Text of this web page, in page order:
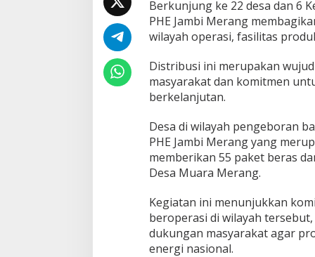
g
a
2
D
e
l
a
y
O
p
e
Berkunjung ke 22 desa dan 6
PHE Jambi Merang
wilayah operasi, fasilitas
Distribusi ini merupakan
masyarakat dan komitmen
berkelanjutan.
Desa di wilayah pengeboran
PHE Jambi Merang yang
memberikan 55 paket beras
Desa Muara Merang.
Kegiatan ini menunjukkan
beroperasi di wilayah
dukungan masyarakat agar
energi nasional.